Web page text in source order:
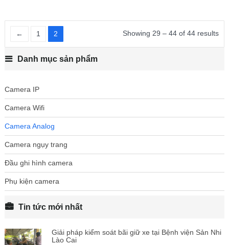
← 1 2 Showing 29 – 44 of 44 results
Danh mục sản phẩm
Camera IP
Camera Wifi
Camera Analog
Camera ngụy trang
Đầu ghi hình camera
Phụ kiện camera
Tin tức mới nhất
Giải pháp kiểm soát bãi giữ xe tại Bệnh viện Sản Nhi
Lào Cai